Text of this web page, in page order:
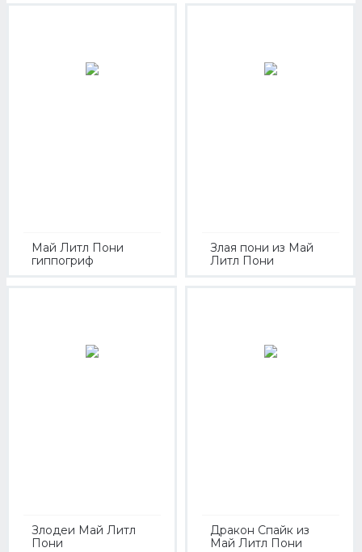
Май Литл Пони
гиппогриф
Злая пони из Май
Литл Пони
Злодеи Май Литл
Пони
Дракон Спайк из
Май Литл Пони